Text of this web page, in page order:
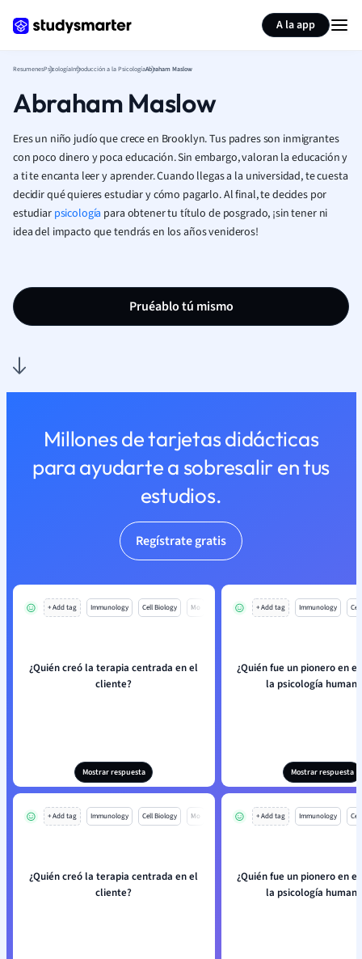
A la app
ResumenesPsicologíaIntroducción a la PsicologíaAbraham Maslow
Abraham Maslow
Eres un niño judío que crece en Brooklyn. Tus padres son inmigrantes
con poco dinero y poca educación. Sin embargo, valoran la educación y
a ti te encanta leer y aprender. Cuando llegas a la universidad, te cuesta
decidir qué quieres estudiar y cómo pagarlo. Al final, te decides por
estudiar psicología para obtener tu título de posgrado, ¡sin tener ni
idea del impacto que tendrás en los años venideros!
Pruéablo tú mismo
Millones de tarjetas didácticas
para ayudarte a sobresalir en tus
estudios.
Regístrate gratis
+ Add tag Immunology Cell Biology Mo
¿Quién creó la terapia centrada en el
cliente?
Mostrar respuesta
+ Add tag Immunology
¿Quién fue un pionero en
la psicología
Mostrar respuesta
+ Add tag Immunology Cell Biology Mo
¿Quién creó la terapia centrada en el
cliente?
+ Add tag Immunology
¿Quién fue un pionero en
la psicología
Resumir página